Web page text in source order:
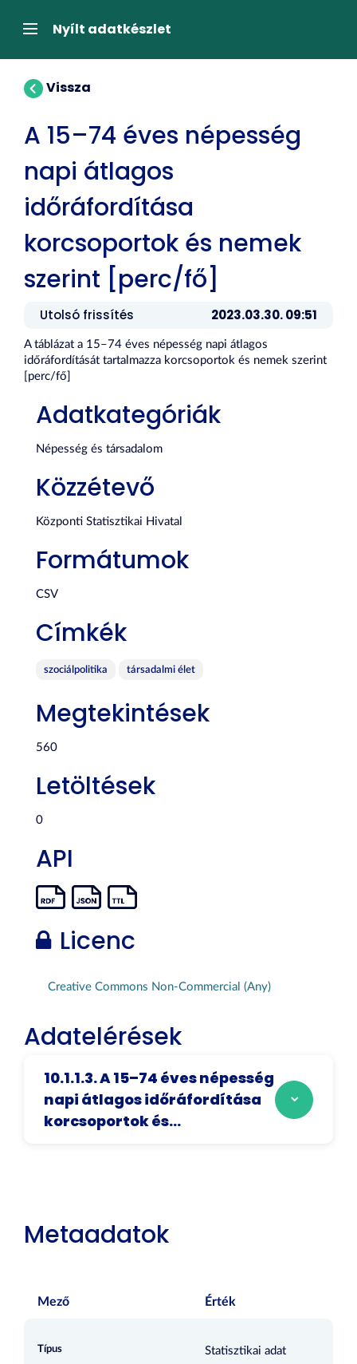
átugrásaNavigációNyílt adatkészlet
Vissza
A 15–74 éves népesség
napi átlagos
időráfordítása
korcsoportok és nemek
szerint [perc/fő]
Utolsó frissítés 2023.03.30. 09:51
A táblázat a 15–74 éves népesség napi átlagos
időráfordítását tartalmazza korcsoportok és nemek szerint
[perc/fő]
Adatkategóriák
Népesség és társadalom
Közzétevő
Központi Statisztikai Hivatal
Formátumok
CSV
Címkék
szociálpolitika társadalmi élet
Megtekintések
560
Letöltések
0
API
Licenc
Creative Commons Non-Commercial (Any)
Adatelérések
10.1.1.3. A 15–74 éves népesség
napi átlagos időráfordítása
korcsoportok és...
Metaadatok
Mező Érték
Típus Statisztikai adat